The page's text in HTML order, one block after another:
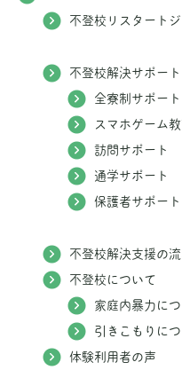
不登校リスタート
不登校解決サポート
全寮制サポー
スマホゲーム
訪問サポート
通学サポート
保護者サポート
不登校解決支援の
不登校について
家庭内暴力に
引きこもりに
体験利用者の声